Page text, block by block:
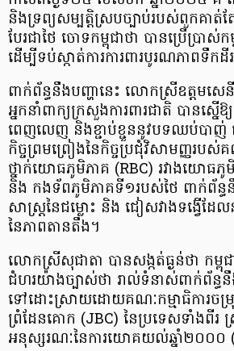
និងទ្រព្យសម្បត្តិស្របច្បាប់របស់ពួកគាត់ត
បែរជាថៃ ចោទកម្ពុជាថា បានប្រើប្រាស់
ដើម្បីទប់ស្កាត់ការការពារបូរណភាពទឹ
ពាក់ព័ន្ធនឹងបញ្ហានេះ លោកស្រីឧត្តមស
អ្នកនាំពាក្យក្រសួងការពារជាតិ បានស្នើ
ពេញលេញ និងខ្ជាប់ខ្ជួននូវបទឈប់បាញ់
កិច្ចព្រមព្រៀងនៃកិច្ចប្រជុំវិសាមញ្ញរបស់គ
ថ្នាក់យោធភូមិភាគ (RBC) រវាងយោធភូ
និង កងទ័ពភូមិភាគទី១របស់ថៃ ពាក់ព័ន្ធ
សាស្ត្រនៃជម្លោះ និង ជៀសវាងទង្វើដែ
នៃភាពតានតឹង។
លោកស្រីសុជាតា បានសង្កត់ធ្ងន់ថា កម្ពុ
ជំហរយ៉ាងច្បាស់ថា រាល់ទំនាស់ពាក់ព័ន្ធនឹ
ទៅដោះស្រាយដោយគណៈកម្មាធិការចម្
ព្រំដែនគោក (JBC) នៃប្រទេសទាំងពីរ ស្
អនុស្សរណៈនៃការយោគយល់ឆ្នាំ២០០០